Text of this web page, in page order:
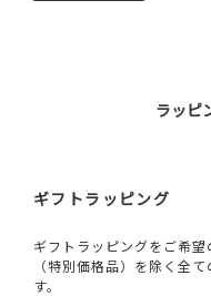
ラッピ
ギフトラッピング
ギフトラッピングをご希
（特別価格品）を除く全
す。